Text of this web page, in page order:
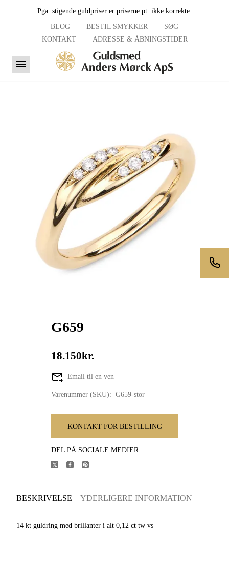
Pga. stigende guldpriser er priserne pt. ikke korrekte.
BLOG
BESTIL SMYKKER
SØG
KONTAKT
ADRESSE & ÅBNINGSTIDER
G659
18.150kr.
Email til en ven
Varenummer (SKU): G659-stor
KONTAKT FOR BESTILLING
DEL PÅ SOCIALE MEDIER
BESKRIVELSE YDERLIGERE INFORMATION
14 kt guldring med brillanter i alt 0,12 ct tw vs